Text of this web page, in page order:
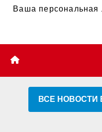
Ваша персональная
ВСЕ НОВОСТИ